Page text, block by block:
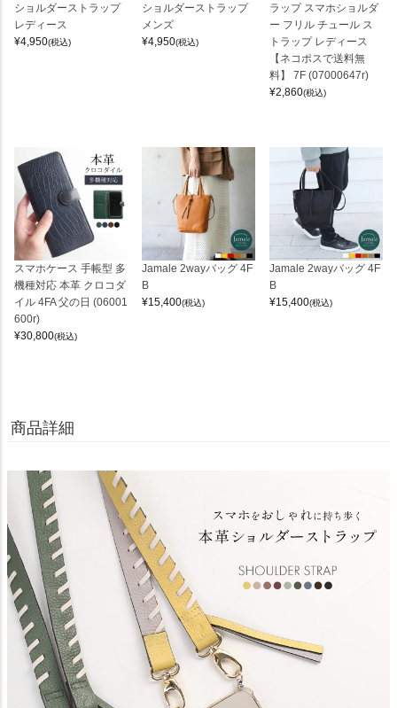
ショルダーストラップ
レディース
¥4,950(税込)
ショルダーストラップ
メンズ
¥4,950(税込)
ラップ スマホショルダ
ー フリル チュール ス
トラップ レディース
【ネコポスで送料無
料】 7F (07000647r)
¥2,860(税込)
スマホケース 手帳型 多
機種対応 本革 クロコダ
イル 4FA 父の日 (06001
600r)
¥30,800(税込)
Jamale 2wayバッグ 4F
B
¥15,400(税込)
Jamale 2wayバッグ 4F
B
¥15,400(税込)
商品詳細